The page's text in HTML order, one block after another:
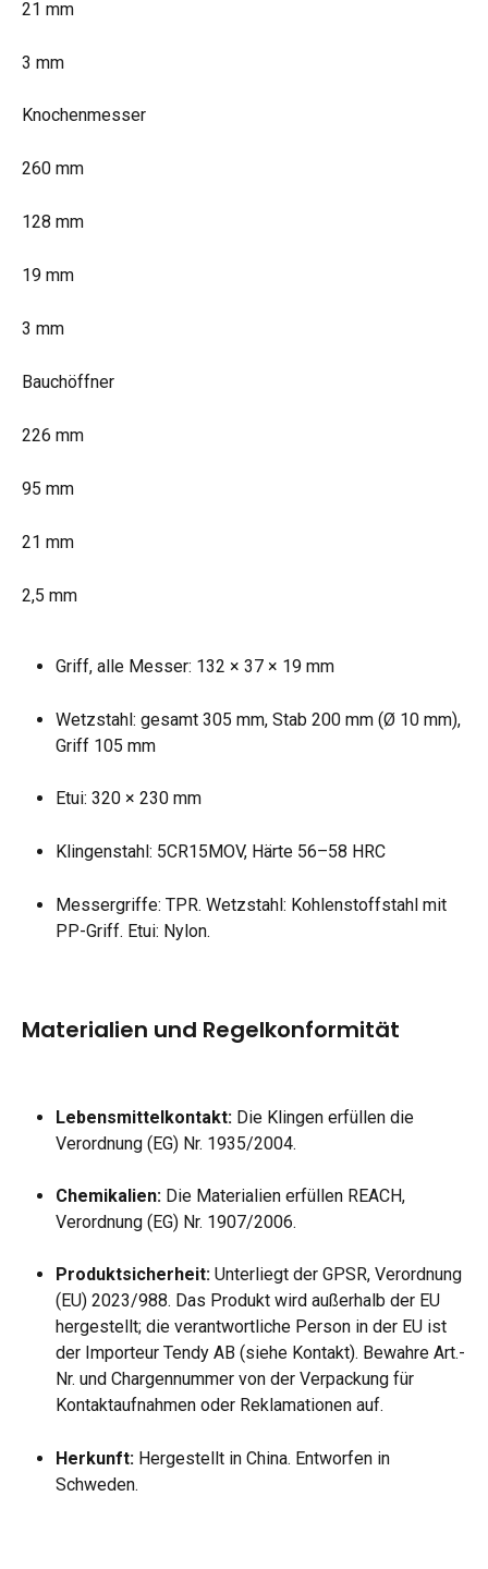
21 mm
3 mm
Knochenmesser
260 mm
128 mm
19 mm
3 mm
Bauchöffner
226 mm
95 mm
21 mm
2,5 mm
Griff, alle Messer: 132 × 37 × 19 mm
Wetzstahl: gesamt 305 mm, Stab 200 mm (Ø 10 mm),
Griff 105 mm
Etui: 320 × 230 mm
Klingenstahl: 5CR15MOV, Härte 56–58 HRC
Messergriffe: TPR. Wetzstahl: Kohlenstoffstahl mit
PP-Griff. Etui: Nylon.
Materialien und Regelkonformität
Lebensmittelkontakt: Die Klingen erfüllen die
Verordnung (EG) Nr. 1935/2004.
Chemikalien: Die Materialien erfüllen REACH,
Verordnung (EG) Nr. 1907/2006.
Produktsicherheit: Unterliegt der GPSR, Verordnung
(EU) 2023/988. Das Produkt wird außerhalb der EU
hergestellt; die verantwortliche Person in der EU ist
der Importeur Tendy AB (siehe Kontakt). Bewahre Art.-
Nr. und Chargennummer von der Verpackung für
Kontaktaufnahmen oder Reklamationen auf.
Herkunft: Hergestellt in China. Entworfen in
Schweden.